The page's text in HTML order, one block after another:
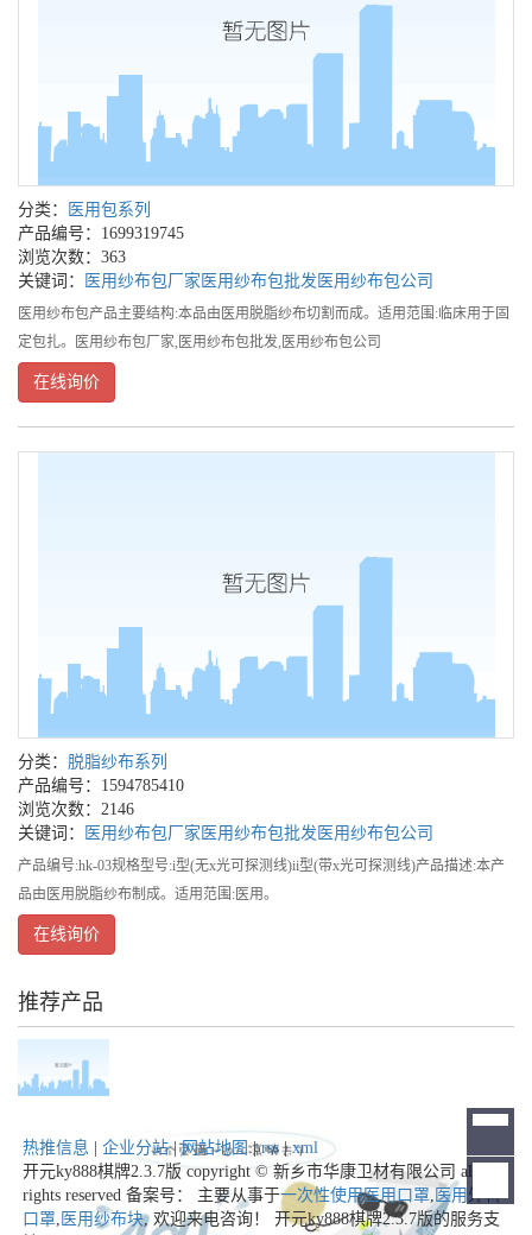
分类：
医用包系列
产品编号：1699319745
浏览次数：363
关键词：
医用纱布包厂家 医用纱布包批发 医用纱布包公司
医用纱布包产品主要结构:本品由医用脱脂纱布切割而成。适用范围:临床用于固
定包扎。医用纱布包厂家,医用纱布包批发,医用纱布包公司
在线询价
分类： 脱脂纱布系列
产品编号：1594785410
浏览次数：2146
关键词：
医用纱布包厂家 医用纱布包批发 医用纱布包公司
产品编号:hk-03规格型号:i型(无x光可探测线)ii型(带x光可探测线)产品描述:本产
品由医用脱脂纱布制成。适用范围:医用。
在线询价
推荐产品
热推信息 | 企业分站|网站地图|rss|xml
开元ky888棋牌2.3.7版 copyright © 新乡市华康卫材有限公司 all
rights reserved 备案号： 主要从事于一次性使用医用口罩 医用外科
口罩 医用纱布块, 欢迎来电咨询！ 开元ky888棋牌2.3.7版的服务支